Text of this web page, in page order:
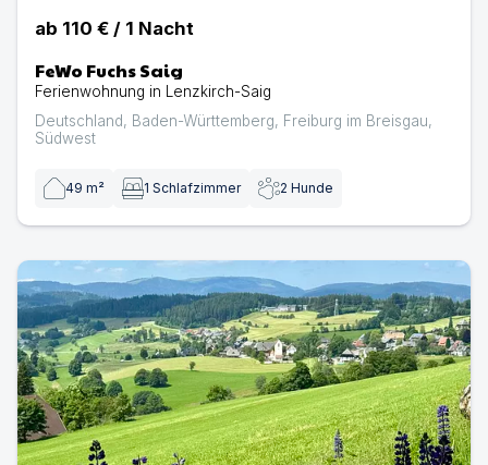
ab 110 € / 1 Nacht
FeWo Fuchs Saig
Ferienwohnung in Lenzkirch-Saig
Deutschland, Baden-Württemberg, Freiburg im Breisgau,
Südwest
49 m² 1 Schlafzimmer 2 Hunde
Fuchsbau Saig | Ferienwohnung in Lenzkirch-Saig